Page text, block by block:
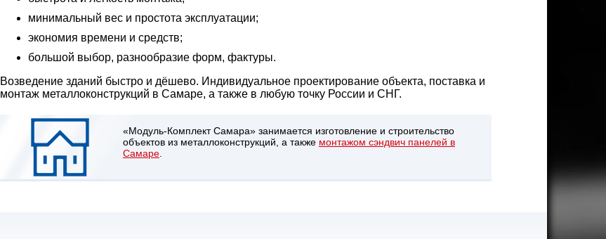
минимальный вес и простота эксплуатации;
экономия времени и средств;
большой выбор, разнообразие форм, фактуры.
Возведение зданий быстро и дёшево. Индивидуальное проектирование объекта, поставка и
монтаж металлоконструкций в Самаре, а также в любую точку России и СНГ.
«Модуль-Комплект Самара» занимается изготовление и строительство
объектов из металлоконструкций, а также монтажом сэндвич панелей в
Самаре